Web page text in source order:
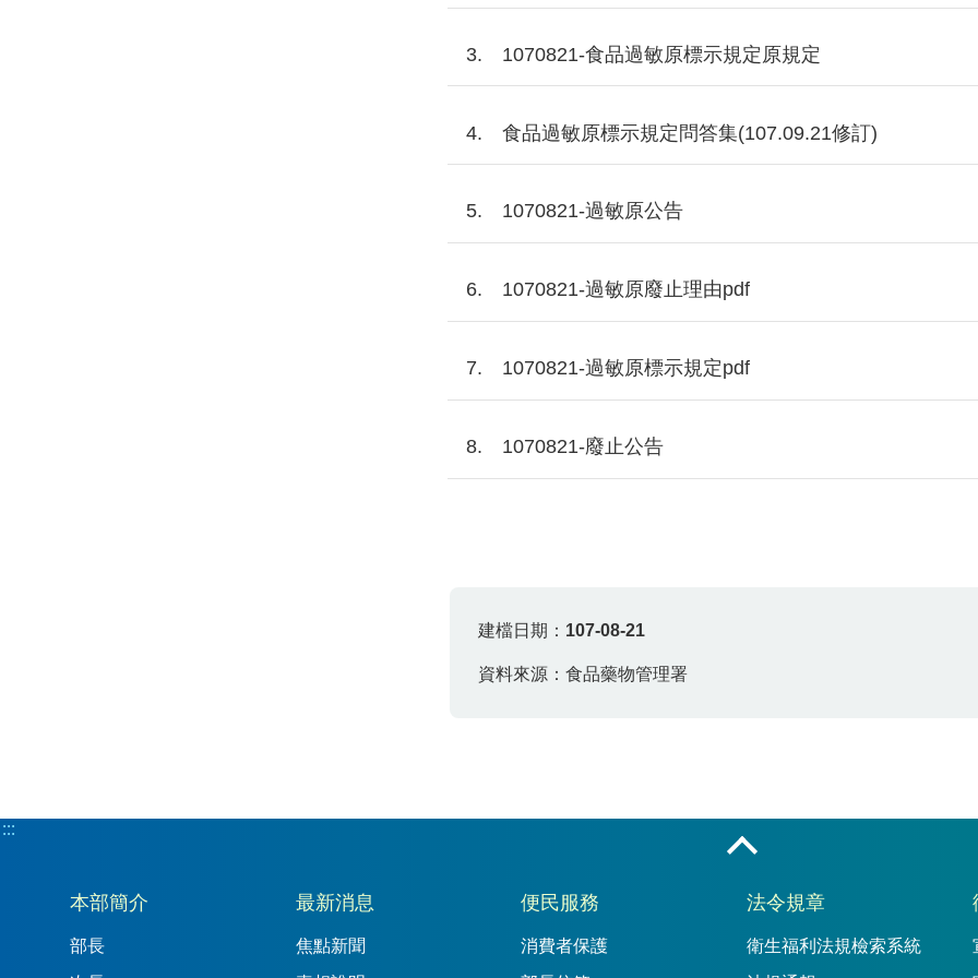
1070821-食品過敏原標示規定原規定
食品過敏原標示規定問答集(107.09.21修訂)
1070821-過敏原公告
1070821-過敏原廢止理由pdf
1070821-過敏原標示規定pdf
1070821-廢止公告
建檔日期： 107-08-21
資料來源：食品藥物管理署
:::
:::
本部簡介
部長
最新消息
焦點新聞
便民服務
消費者保護
法令規章
衛生福利法規檢索系統